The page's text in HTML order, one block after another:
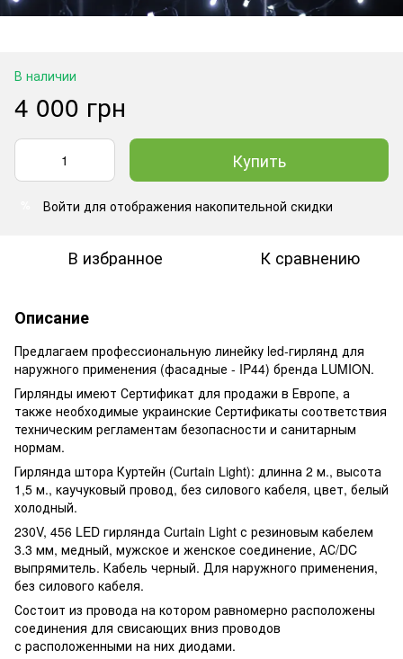
В наличии
4 000 грн
Купить
Войти для отображения накопительной скидки
В избранное К сравнению
Описание
Предлагаем профессиональную линейку led-гирлянд для
наружного применения (фасадные - IP44) бренда LUMION.
Гирлянды имеют Сертификат для продажи в Европе, а
также необходимые украинские Сертификаты соответствия
техническим регламентам безопасности и санитарным
нормам.
Гирлянда штора Куртейн (Curtain Light): длинна 2 м., высота
1,5 м., каучуковый провод, без силового кабеля, цвет, белый
холодный.
230V, 456 LED гирлянда Curtain Light с резиновым кабелем
3.3 мм, медный, мужское и женское соединение, АС/DC
выпрямитель. Кабель черный. Для наружного применения,
без силового кабеля.
Состоит из провода на котором равномерно расположены
соединения для свисающих вниз проводов
с расположенными на них диодами.